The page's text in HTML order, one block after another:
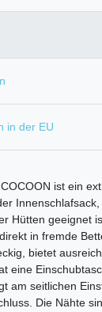
in der EU
ist ein
Hütten geeignet
in fremde
bietet
eine
am seitlichen
Die Nähte